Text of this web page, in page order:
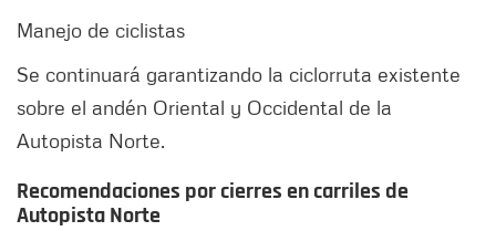
Manejo de ciclistas
Se continuará garantizando la ciclorruta existente
sobre el andén Oriental y Occidental de la
Autopista Norte.
Recomendaciones por cierres en carriles de
Autopista Norte